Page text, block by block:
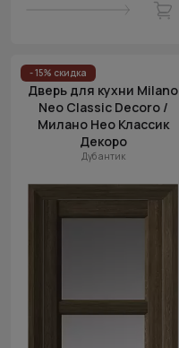
- 15% скидка
Дверь для кухни Milano
Neo Classic Decoro /
Милано Нео Классик
Декоро
Дуб антик